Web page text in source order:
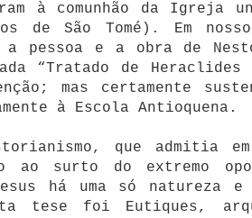
à comunhão da Igreja
de São Tomé). Em
pessoa e a obra de
“Tratado de Heraclides
mas certamente
à Escola Antioquena.
que admitia
ao surto do extremo
há uma só natureza
tese foi Eutiques,